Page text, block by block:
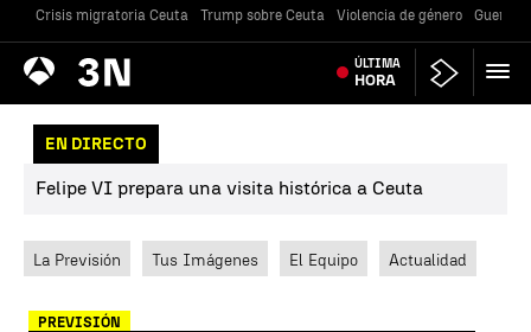
Crisis migratoria Ceuta Trump sobre Ceuta Violencia de género Guerra
Antena
3 Noticias ÚLTIMA
HORA
EN DIRECTO
Felipe VI prepara una visita histórica a Ceuta
La Previsión Tus Imágenes El Equipo Actualidad
PREVISIÓN